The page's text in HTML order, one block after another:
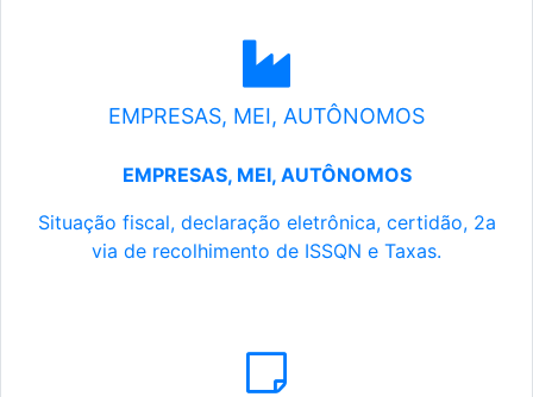
EMPRESAS, MEI, AUTÔNOMOS
EMPRESAS, MEI, AUTÔNOMOS
Situação fiscal, declaração eletrônica, certidão, 2a
via de recolhimento de ISSQN e Taxas.